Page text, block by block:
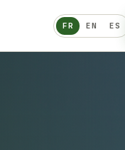
Français
FR EN ES